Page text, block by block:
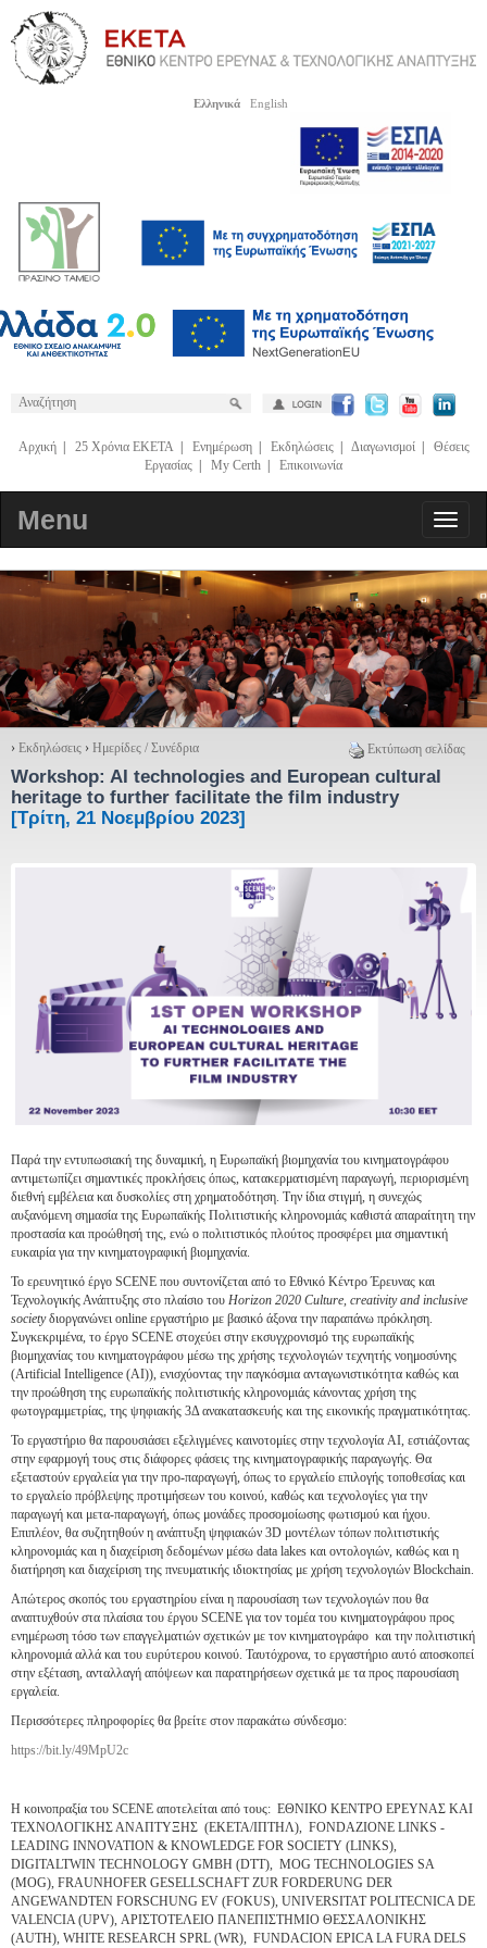
Ελληνικά English
Αρχική| 25 Χρόνια ΕΚΕΤΑ| Ενημέρωση| Εκδηλώσεις| Διαγωνισμοί| Θέσεις
Εργασίας
My Certh Επικοινωνία
Menu
Εκτύπωση σελίδας
› Εκδηλώσεις › Ημερίδες / Συνέδρια
Workshop: AI technologies and European cultural
heritage to further facilitate the film industry
[Τρίτη, 21 Νοεμβρίου 2023]
Παρά την εντυπωσιακή της δυναμική, η Ευρωπαϊκή βιομηχανία του κινηματογράφου
αντιμετωπίζει σημαντικές προκλήσεις όπως, κατακερματισμένη παραγωγή, περιορισμένη
διεθνή εμβέλεια και δυσκολίες στη χρηματοδότηση. Την ίδια στιγμή, η συνεχώς
αυξανόμενη σημασία της Ευρωπαϊκής Πολιτιστικής κληρονομιάς καθιστά απαραίτητη την
προστασία και προώθησή της, ενώ ο πολιτιστικός πλούτος προσφέρει μια σημαντική
ευκαιρία για την κινηματογραφική βιομηχανία.
Το ερευνητικό έργο SCENE που συντονίζεται από το Εθνικό Κέντρο Έρευνας και
Τεχνολογικής Ανάπτυξης στο πλαίσιο του Horizon 2020 Culture, creativity and inclusive
societyδιοργανώνει online εργαστήριο με βασικό άξονα την παραπάνω πρόκληση.
Συγκεκριμένα, το έργο SCENE στοχεύει στην εκσυγχρονισμό της ευρωπαϊκής
βιομηχανίας του κινηματογράφου μέσω της χρήσης τεχνολογιών τεχνητής νοημοσύνης
(Artificial Intelligence (AI)), ενισχύοντας την παγκόσμια ανταγωνιστικότητα καθώς και
την προώθηση της ευρωπαϊκής πολιτιστικής κληρονομιάς κάνοντας χρήση της
φωτογραμμετρίας, της ψηφιακής 3Δ ανακατασκευής και της εικονικής πραγματικότητας.
Το εργαστήριο θα παρουσιάσει εξελιγμένες καινοτομίες στην τεχνολογία AI, εστιάζοντας
στην εφαρμογή τους στις διάφορες φάσεις της κινηματογραφικής παραγωγής. Θα
εξεταστούν εργαλεία για την προ-παραγωγή, όπως το εργαλείο επιλογής τοποθεσίας και
το εργαλείο πρόβλεψης προτιμήσεων του κοινού, καθώς και τεχνολογίες για την
παραγωγή και μετα-παραγωγή, όπως μονάδες προσομοίωσης φωτισμού και ήχου.
Επιπλέον, θα συζητηθούν η ανάπτυξη ψηφιακών 3D μοντέλων τόπων πολιτιστικής
κληρονομιάς και η διαχείριση δεδομένων μέσω data lakes και οντολογιών, καθώς και η
διατήρηση και διαχείριση της πνευματικής ιδιοκτησίας με χρήση τεχνολογιών Blockchain.
Απώτερος σκοπός του εργαστηρίου είναι η παρουσίαση των τεχνολογιών που θα
αναπτυχθούν στα πλαίσια του έργου SCENE για τον τομέα του κινηματογράφου προς
ενημέρωση τόσο των επαγγελματιών σχετικών με τον κινηματογράφο και την πολιτιστική
κληρονομιά αλλά και του ευρύτερου κοινού. Ταυτόχρονα, το εργαστήριο αυτό αποσκοπεί
στην εξέταση, ανταλλαγή απόψεων και παρατηρήσεων σχετικά με τα προς παρουσίαση
εργαλεία.
Περισσότερες πληροφορίες θα βρείτε στον παρακάτω σύνδεσμο:
https://bit.ly/49MpU2c
Η κοινοπραξία του SCENE αποτελείται από τους: ΕΘΝΙΚΟ ΚΕΝΤΡΟ ΕΡΕΥΝΑΣ ΚΑΙ
ΤΕΧΝΟΛΟΓΙΚΗΣ ΑΝΑΠΤΥΞΗΣ (ΕΚΕΤΑ/ΙΠΤΗΛ), FONDAZIONE LINKS -
LEADING INNOVATION & KNOWLEDGE FOR SOCIETY (LINKS),
DIGITALTWIN TECHNOLOGY GMBH (DTT), MOG TECHNOLOGIES SA
(MOG), FRAUNHOFER GESELLSCHAFT ZUR FORDERUNG DER
ANGEWANDTEN FORSCHUNG EV (FOKUS), UNIVERSITAT POLITECNICA DE
VALENCIA (UPV), ΑΡΙΣΤΟΤΕΛΕΙΟ ΠΑΝΕΠΙΣΤΗΜΙΟ ΘΕΣΣΑΛΟΝΙΚΗΣ
(AUTH), WHITE RESEARCH SPRL (WR), FUNDACION EPICA LA FURA DELS